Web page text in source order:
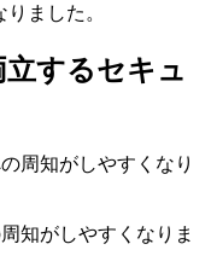
ました。
するセキュ
知がしやすくなりま